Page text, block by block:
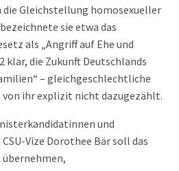
die Gleichstellung homosexueller
sie etwa das
als „Angriff auf Ehe und
klar, die Zukunft Deutschlands
– gleichgeschlechtliche
von ihr explizit nicht dazugezählt.
und
Vize Dorothee Bär soll das